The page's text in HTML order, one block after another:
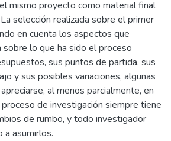
mismo proyecto como material final
selección realizada sobre el primer
en cuenta los aspectos que
sobre lo que ha sido el proceso
sus puntos de partida, sus
y sus posibles variaciones, algunas
al menos parcialmente, en
de investigación siempre tiene
de rumbo, y todo investigador
asumirlos.